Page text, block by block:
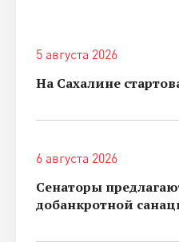
5 августа 2026
На Сахалине
6 августа 2026
Сенаторы
добанкротной